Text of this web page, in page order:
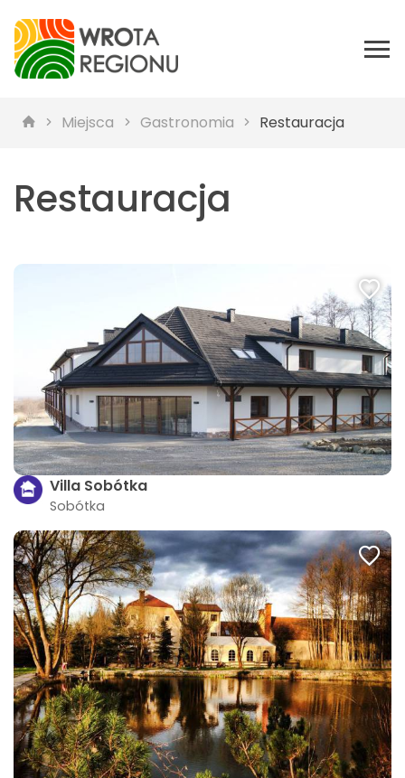
Miejsca Gastronomia Restauracja
Restauracja
Villa Sobótka
Sobótka